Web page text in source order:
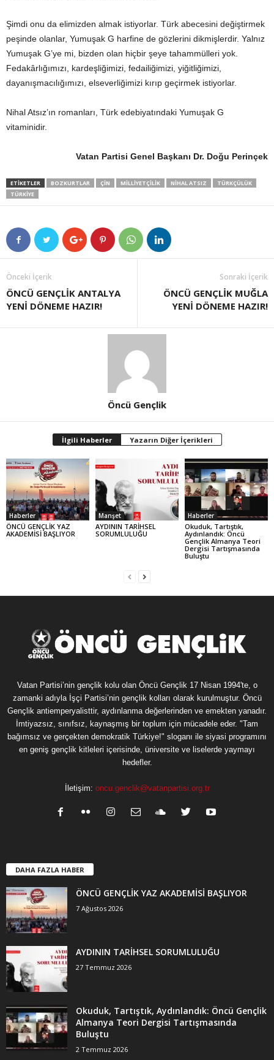
Şimdi onu da elimizden almak istiyorlar. Türk abecesini değiştirmek
peşinde olanlar, Yumuşak G harfine de gözlerini dikmişlerdir. Yalnız
Yumuşak G’ye mi, bizden olan hiçbir şeye tahammülleri yok.
Fedakârlığımızı, kardeşliğimizi, fedailiğimizi, yiğitliğimizi,
dayanışmacılığımızı, elseverliğimizi kırıp geçirmek istiyorlar.
Nihal Atsız’ın romanları, Türk edebiyatındaki Yumuşak G
vitaminidir.
Vatan Partisi Genel Başkanı Dr. Doğu Perinçek
ETIKETLER BOZKURTLAR ÇIN MILLIYETÇILIK NIHAL ATSIZ
TÜRKÇÜLÜK
TÜRKIYE
Önceki İçerik
ÖNCÜ GENÇLİK ANTALYA
YENİ DÖNEME HAZIR!
Sonraki İçerik
ÖNCÜ GENÇLİK MUĞLA
YENİ DÖNEME HAZIR!
Öncü Gençlik
İlgili Haberler Yazarın Diğer İçerikleri
Haberler
ÖNCÜ GENÇLİK YAZ
AKADEMİSİ BAŞLIYOR
Manşet
AYDININ TARİHSEL
SORUMLULUĞU
Haberler
Okuduk, Tartıştık,
Aydınlandık: Öncü
Gençlik Almanya Teori
Dergisi Tartışmasında
Buluştu
Vatan Partisi’nin gençlik kolu olan Öncü Gençlik 17 Nisan 1994'te, o
zamanki adıyla İşçi Partisi’nin gençlik kolları olarak kurulmuştur. Öncü
Gençlik antiemperyalisttir, aydınlanma değerlerinden ve emekten yanadır.
İmtiyazsız, sınıfsız, kaynaşmış bir toplum için mücadele eder. "Tam
bağımsız ve gerçekten demokratik Türkiye!" sloganı ile siyasi programını
en geniş gençlik kitleleri içerisinde, üniversite ve liselerde yaymayı
hedefler.
İletişim: oncu.genclik@vatanpartisi.org.tr
DAHA FAZLA HABER
ÖNCÜ GENÇLİK YAZ AKADEMİSİ BAŞLIYOR
7 Ağustos 2026
AYDININ TARİHSEL SORUMLULUĞU
27 Temmuz 2026
Okuduk, Tartıştık, Aydınlandık: Öncü Gençlik
Almanya Teori Dergisi Tartışmasında
Buluştu
2 Temmuz 2026